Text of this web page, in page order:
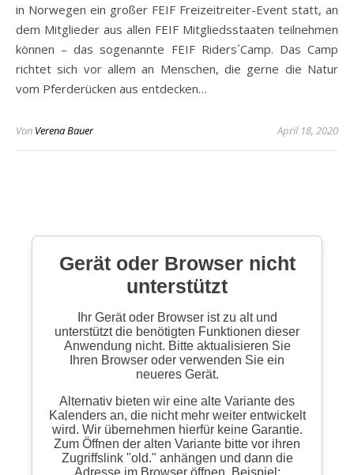
in Norwegen ein großer FEIF Freizeitreiter-Event statt, an
dem Mitglieder aus allen FEIF Mitgliedsstaaten teilnehmen
können – das sogenannte FEIF Riders´Camp. Das Camp
richtet sich vor allem an Menschen, die gerne die Natur
vom Pferderücken aus entdecken…
Von Verena Bauer April 18, 2020